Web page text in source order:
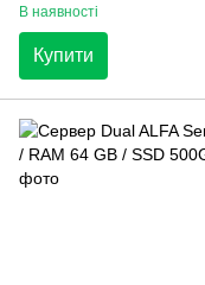
В наявності
Купити